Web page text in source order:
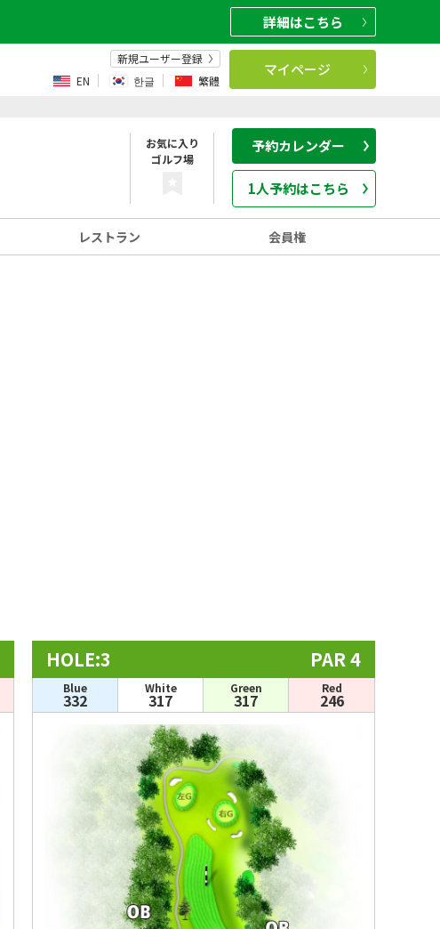
詳細はこちら
新規ユーザー登録
EN
한글 繁體
マイページ
お気に入り
ゴルフ場
予約カレンダー
1人予約はこちら
レストラン 会員権
HOLE:3 PAR 4
Blue
332
White
317
Green
317
Red
246